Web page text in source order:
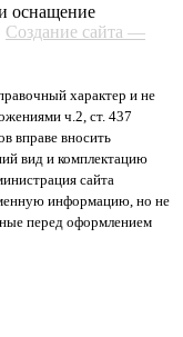
оснащение
Создание сайта —
характер и не
ч.2, ст. 437
вправе вносить
вид и комплектацию
сайта
информацию, но не
перед оформлением